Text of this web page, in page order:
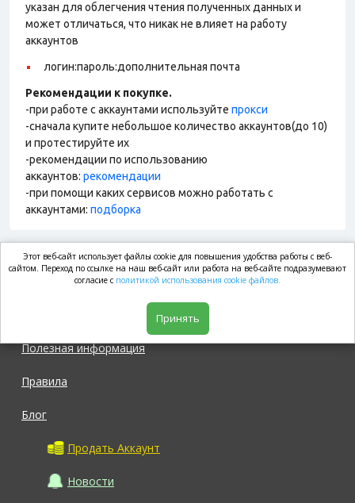
указан для облегчения чтения полученных данных и
может отличаться, что никак не влияет на работу
аккаунтов
логин:пароль:дополнительная почта
Рекомендации к покупке.
-при работе с аккаунтами используйте прокси
-сначала купите небольшое количество аккаунтов(до 10)
и протестируйте их
-рекомендации по использованию
аккаунтов: рекомендации
-при помощи каких сервисов можно работать с
аккаунтами: подборка
market.com
Полезная информация
Правила
Блог
Продать Аккаунт
Новости
Этот веб-сайт использует файлы cookie для повышения удобства работы с веб-
сайтом. Переход по ссылке на наш веб-сайт или работа на веб-сайте подразумевают
согласие с политикой использования cookie файлов.
Принять